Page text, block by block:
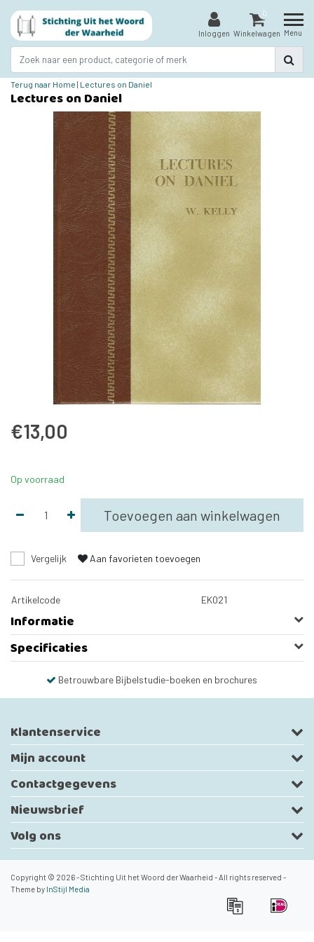
Inloggen
0
Winkelwagen Menu
Terug naar Home | Lectures on Daniel
Lectures on Daniel
€13,00
Op voorraad
Toevoegen aan winkelwagen
Vergelijk Aan favorieten toevoegen
Artikelcode EK021
Informatie
Specificaties
Betrouwbare Bijbelstudie-boeken en brochures
Klantenservice
Mijn account
Contactgegevens
Nieuwsbrief
Volg ons
Copyright © 2026 - Stichting Uit het Woord der Waarheid - All rights reserved -
Theme by InStijl Media